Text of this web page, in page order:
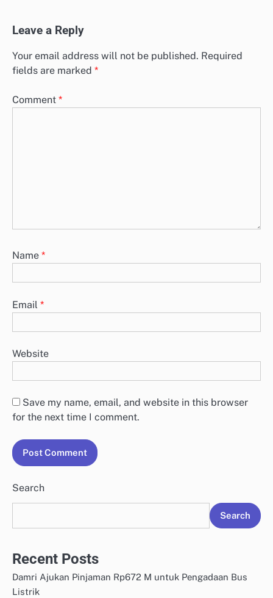
Leave a Reply
Your email address will not be published. Required
fields are marked *
Comment *
Name *
Email *
Website
Save my name, email, and website in this browser
for the next time I comment.
Search
Search
Recent Posts
Damri Ajukan Pinjaman Rp672 M untuk Pengadaan Bus
Listrik